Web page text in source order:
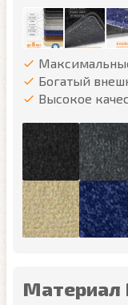
Богатый
Высокое
Материал